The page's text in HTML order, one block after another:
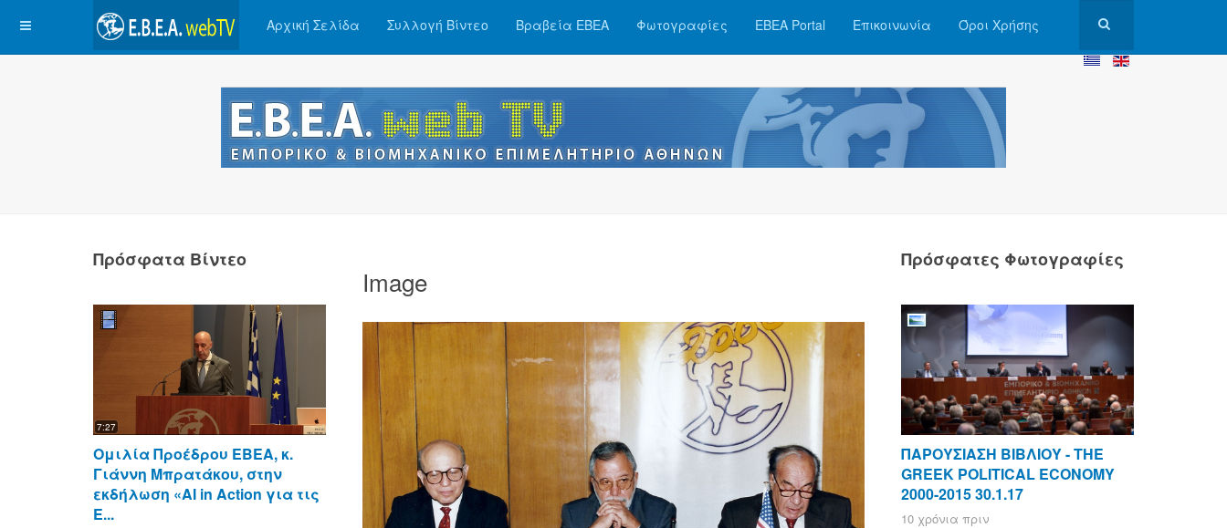
Αρχική Σελίδα Συλλογή Βίντεο Βραβεία ΕΒΕΑ Φωτογραφίες ΕΒΕΑ Portal Επικοινωνία Όροι Χρήσης
Image
Πρόσφατα Βίντεο
7:27
Ομιλία Προέδρου ΕΒΕΑ, κ.
Γιάννη Μπρατάκου, στην
εκδήλωση «AI in Action για τις
Ε...
Πρόσφατες Φωτογραφίες
ΠΑΡΟΥΣΙΑΣΗ ΒΙΒΛΙΟΥ - ΤΗΕ
GREEK POLITICAL ECONOMY
2000-2015 30.1.17
10 χρόνια πριν